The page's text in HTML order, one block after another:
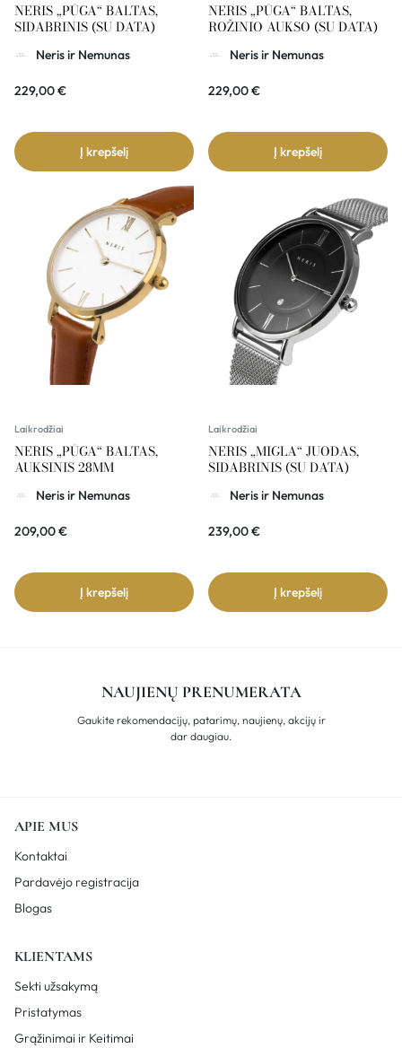
NERIS „PŪGA“ BALTAS,
SIDABRINIS (SU DATA)
Neris ir Nemunas
229,00€
Į krepšelį
NERIS „PŪGA“ BALTAS,
ROŽINIO AUKSO (SU DATA)
Neris ir Nemunas
229,00€
Į krepšelį
Laikrodžiai
NERIS „PŪGA“ BALTAS,
AUKSINIS 28MM
Neris ir Nemunas
209,00€
Į krepšelį
Laikrodžiai
NERIS „MIGLA“ JUODAS,
SIDABRINIS (SU DATA)
Neris ir Nemunas
239,00€
Į krepšelį
NAUJIENŲ PRENUMERATA
Gaukite rekomendacijų, patarimų, naujienų, akcijų ir
dar daugiau.
APIE MUS
Kontaktai
Pardavėjo registracija
Blogas
KLIENTAMS
Sekti užsakymą
Pristatymas
Grąžinimai ir Keitimai